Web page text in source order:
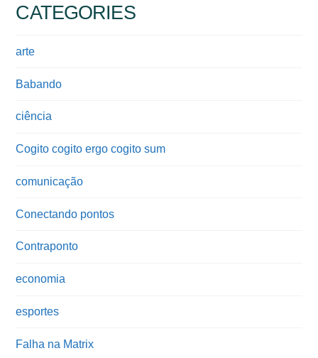
CATEGORIES
arte
Babando
ciência
Cogito cogito ergo cogito sum
comunicação
Conectando pontos
Contraponto
economia
esportes
Falha na Matrix